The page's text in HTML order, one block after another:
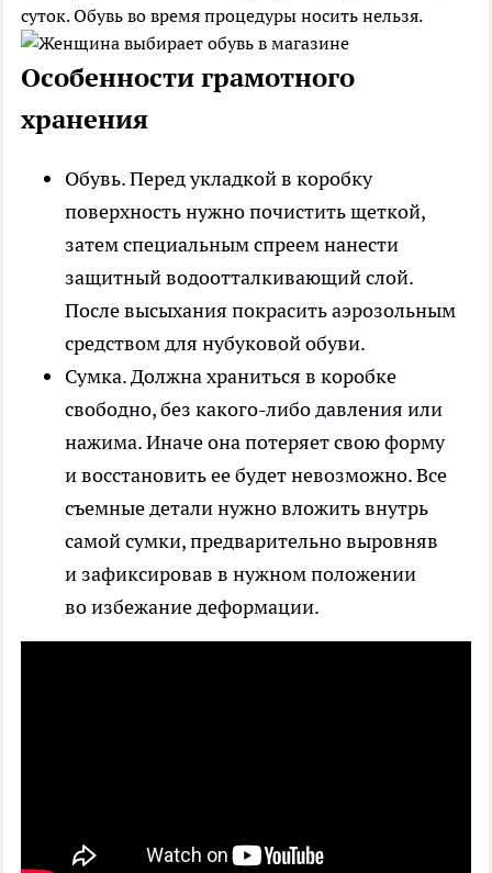
суток. Обувь во время процедуры носить нельзя.
Особенности грамотного
хранения
Обувь.Перед укладкой в коробку
поверхность нужно почистить щеткой,
затем специальным спреем нанести
защитный водоотталкивающий слой.
После высыхания покрасить аэрозольным
средством для нубуковой обуви.
Сумка.Должна храниться в коробке
свободно, без какого-либо давления или
нажима. Иначе она потеряет свою форму
и восстановить ее будет невозможно. Все
съемные детали нужно вложить внутрь
самой сумки, предварительно выровняв
и зафиксировав в нужном положении
во избежание деформации.